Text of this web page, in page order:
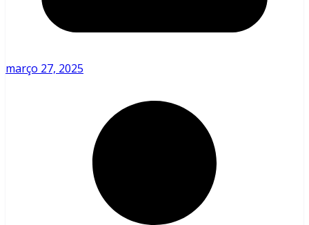
março 27, 2025